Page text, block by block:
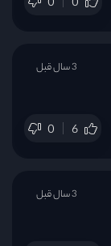
0 0
0 6
3 سال قبل
3 سال قبل